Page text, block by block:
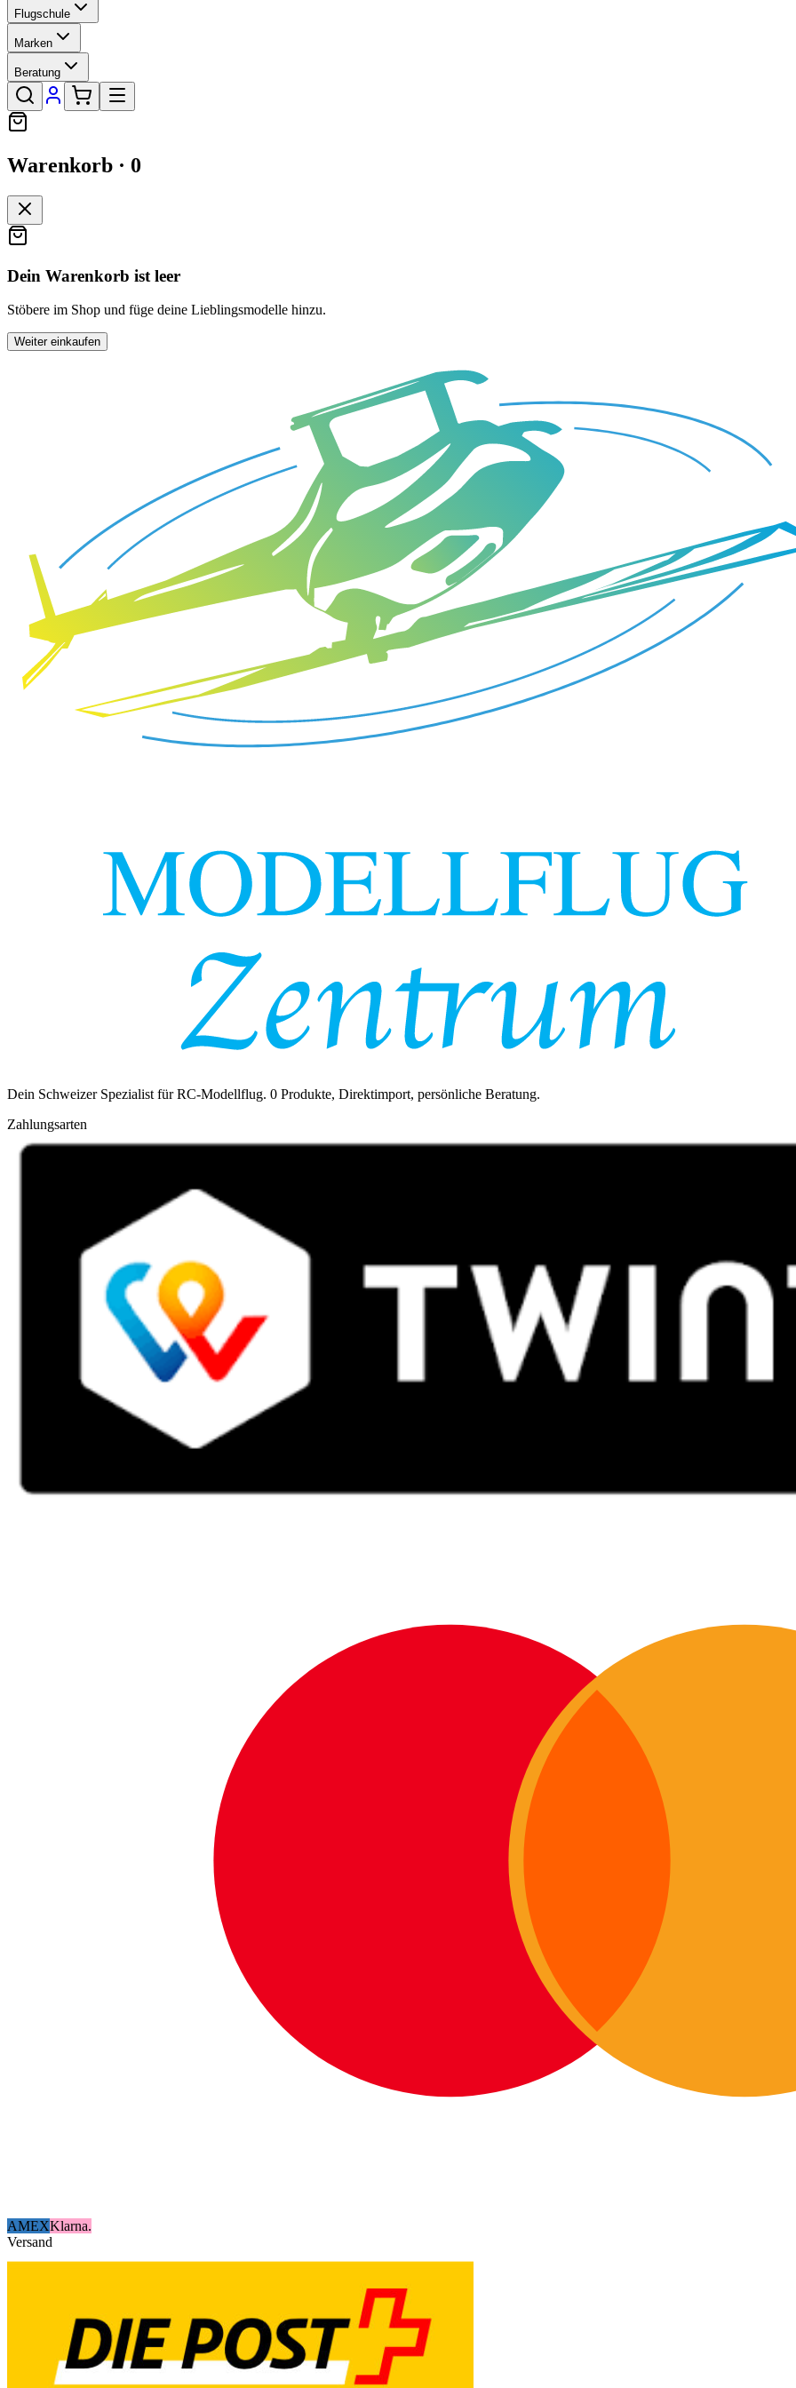
Flugschule
Marken
Beratung
Warenkorb · 0
Dein Warenkorb ist leer
Stöbere im Shop und füge deine Lieblingsmodelle hinzu.
Weiter einkaufen
Dein Schweizer Spezialist für RC-Modellflug. 0 Produkte, Direktimport, persönliche Beratung.
Zahlungsarten
AMEXKlarna.
Versand